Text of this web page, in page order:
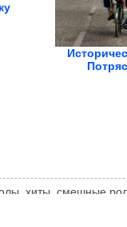
хиты, смешные